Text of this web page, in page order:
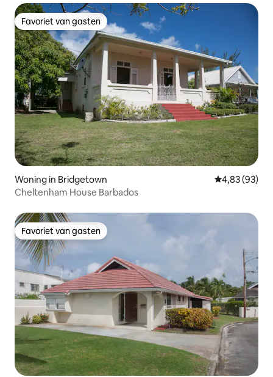
Favoriet van gasten
Favoriet van gasten
Woning in Bridgetown Gemiddelde
4,83 (93)
Cheltenham House Barbados
Favoriet van gasten
Favoriet van gasten